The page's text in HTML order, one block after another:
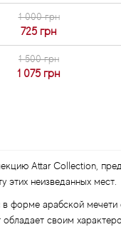
1 000 грн
725 грн
1 500 грн
1 075 грн
Attar Collection,
неизведанных мест.
в форме арабской
своим